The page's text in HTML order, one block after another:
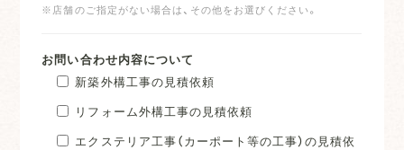
※店舗のご指定がない場合は、その他をお選びください。
お問い合わせ内容について
新築外構工事の見積依頼
リフォーム外構工事の見積依頼
エクステリア工事（カーポート等の工事）の見積依